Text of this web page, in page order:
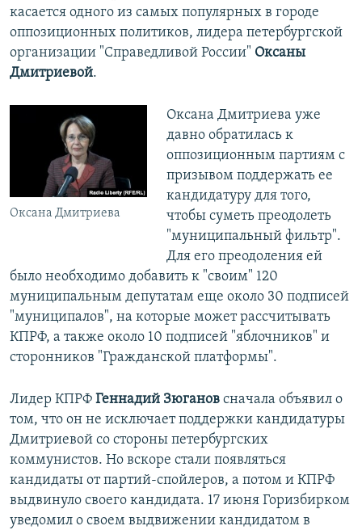
касается одного из самых популярных в городе
оппозиционных политиков, лидера петербургской
организации "Справедливой России" Оксаны
Дмитриевой.
Оксана Дмитриева
Оксана Дмитриева уже
давно обратилась к
оппозиционным партиям с
призывом поддержать ее
кандидатуру для того,
чтобы суметь преодолеть
"муниципальный фильтр".
Для его преодоления ей
было необходимо добавить к "своим" 120
муниципальным депутатам еще около 30 подписей
"муниципалов", на которые может рассчитывать
КПРФ, а также около 10 подписей "яблочников" и
сторонников "Гражданской платформы".
Лидер КПРФ Геннадий Зюганов сначала объявил о
том, что он не исключает поддержки кандидатуры
Дмитриевой со стороны петербургских
коммунистов. Но вскоре стали появляться
кандидаты от партий-спойлеров, а потом и КПРФ
выдвинуло своего кандидата. 17 июня Горизбирком
уведомил о своем выдвижении кандидатом в